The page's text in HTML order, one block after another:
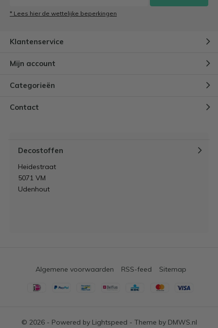
* Lees hier de wettelijke beperkingen
Klantenservice
Mijn account
Categorieën
Contact
Decostoffen
Heidestraat
5071 VM
Udenhout
© 2026 - Powered by Lightspeed - Theme by DMWS.nl
Algemene voorwaarden RSS-feed Sitemap